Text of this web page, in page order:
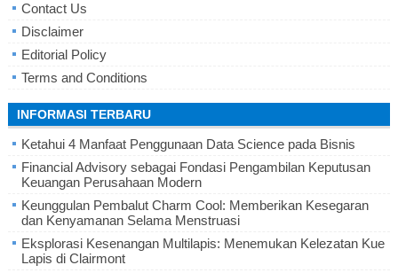
Contact Us
Disclaimer
Editorial Policy
Terms and Conditions
INFORMASI TERBARU
Ketahui 4 Manfaat Penggunaan Data Science pada Bisnis
Financial Advisory sebagai Fondasi Pengambilan Keputusan
Keuangan Perusahaan Modern
Keunggulan Pembalut Charm Cool: Memberikan Kesegaran
dan Kenyamanan Selama Menstruasi
Eksplorasi Kesenangan Multilapis: Menemukan Kelezatan Kue
Lapis di Clairmont